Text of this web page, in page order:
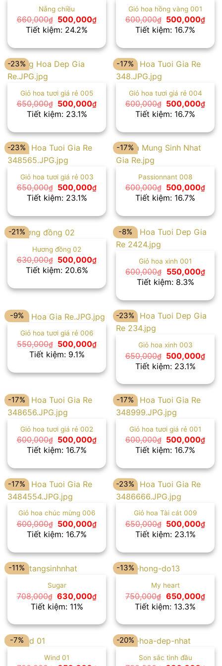
Nắng chiều
660,000₫
Giá
gốc
là:
500,000₫Giá
là:
500,000₫.
Tiết kiệm: 24.2%
Giỏ hoa hồng vàng 001
600,000₫
Giá
gốc
là:
500,000₫Giá
là:
Tiết kiệm: 16.7%
-23%
Giỏ hoa tươi giá rẻ 005
650,000₫
Giá
gốc
là:
500,000₫Giá
500,000₫.
Tiết kiệm: 23.1%
-17%
Giỏ hoa tươi giá rẻ 004
600,000₫
Giá
gốc
là:
500,000₫Giá
Tiết kiệm: 16.7%
-23%
Giỏ hoa tươi giá rẻ 003
650,000₫
Giá
gốc
là:
500,000₫Giá
là:
500,000₫.
Tiết kiệm: 23.1%
-17%
Passionnant 008
600,000₫
Giá
gốc
là:
500,000₫Giá
là:
Tiết kiệm: 16.7%
-21%
Hương đồng 02
630,000₫
Giá
gốc
là:
500,000₫Giá
là:
500,000₫.
Tiết kiệm: 20.6%
-8%
Giỏ hoa xinh 001
600,000₫
Giá
gốc
là:
550,000₫Giá
hiện
Tiết kiệm: 8.3%
-9%
Giỏ hoa tươi giá rẻ 006
550,000₫
Giá
gốc
là:
500,000₫Giá
500,000₫.
Tiết kiệm: 9.1%
-23%
Giỏ hoa xinh 003
650,000₫
Giá
gốc
là:
500,000₫Giá
là:
Tiết kiệm: 23.1%
-17%
Giỏ hoa tươi giá rẻ 002
600,000₫
Giá
gốc
là:
500,000₫Giá
là:
500,000₫.
Tiết kiệm: 16.7%
-17%
Giỏ hoa tươi giá rẻ 001
600,000₫
Giá
gốc
là:
500,000₫Giá
là:
Tiết kiệm: 16.7%
-17%
Giỏ hoa chúc mừng 006
600,000₫
Giá
gốc
là:
500,000₫Giá
500,000₫.
Tiết kiệm: 16.7%
-23%
Giỏ hoa Tài cát 009
650,000₫
Giá
gốc
là:
500,000₫Giá
Tiết kiệm: 23.1%
-11%
Sugar
708,000₫ Giá
gốc
là:
630,000₫Giá
là:
630,000₫.
Tiết kiệm: 11%
-13%
My heart
750,000₫ Giá
gốc
là:
650,000₫Giá
hiện
Tiết kiệm: 13.3%
-7%
Wind 01
-20%
Son sắc tình đầu